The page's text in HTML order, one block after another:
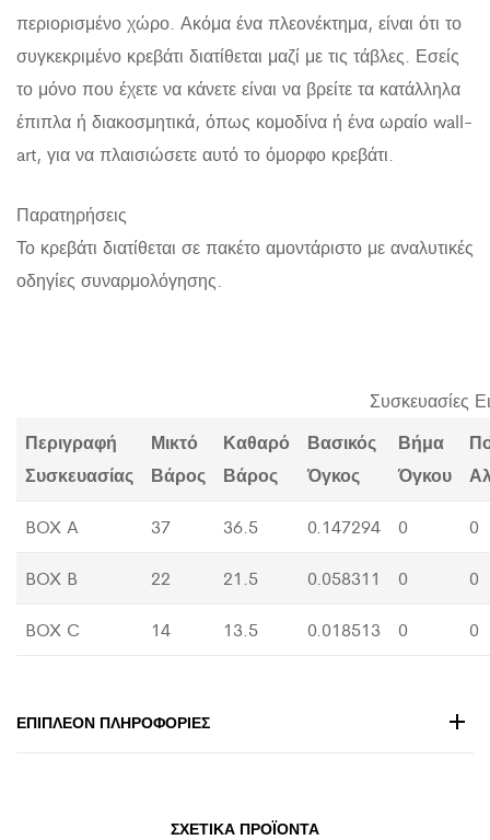
περιορισμένο χώρο. Ακόμα ένα πλεονέκτημα, είναι ότι το
συγκεκριμένο κρεβάτι διατίθεται μαζί με τις τάβλες. Εσείς
το μόνο που έχετε να κάνετε είναι να βρείτε τα κατάλληλα
έπιπλα ή διακοσμητικά, όπως κομοδίνα ή ένα ωραίο wall-
art, για να πλαισιώσετε αυτό το όμορφο κρεβάτι.
Παρατηρήσεις
Το κρεβάτι διατίθεται σε πακέτο αμοντάριστο με αναλυτικές
οδηγίες συναρμολόγησης.
Συσκευασίες
Περιγραφή
Συσκευασίας
Μικτό
Βάρος
Καθαρό
Βάρος
Βασικός
Όγκος
Βήμα
Όγκου
BOX A 37 36.5 0.147294 0 0
BOX B 22 21.5 0.058311 0 0
BOX C 14 13.5 0.018513 0 0
ΕΠΙΠΛΈΟΝ ΠΛΗΡΟΦΟΡΊΕΣ
ΣΧΕΤΙΚΆ ΠΡΟΪΌΝΤΑ